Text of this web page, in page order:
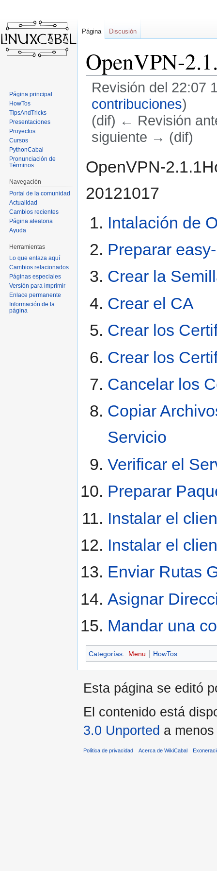
OpenVPN-
Revisión del 22:07
contribuciones)
(dif) ← Revisión
siguiente → (dif)
a
navegación
a
búsqueda
OpenVPN-
20121017
Intalación de
Preparar
Crear la
Crear el CA
Crear los
Crear los
Cancelar los
Copiar
Servicio
Verificar el
Preparar
Instalar el
Instalar el
Enviar Rutas
Asignar
Mandar una
Categorías: Menu HowTos
Página Discusión
Página principal
HowTos
TipsAndTricks
Presentaciones
Proyectos
Cursos
PythonCabal
Pronunciación de
Términos
Navegación
Portal de la comunidad
Actualidad
Cambios recientes
Página aleatoria
Ayuda
Herramientas
Lo que enlaza aquí
Cambios relacionados
Páginas especiales
Versión para imprimir
Enlace permanente
Información de la
página
Esta página se editó
El contenido está
3.0 Unported a
Política de privacidad Acerca de WikiCabal